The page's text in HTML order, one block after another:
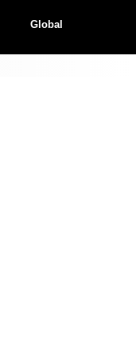
Global